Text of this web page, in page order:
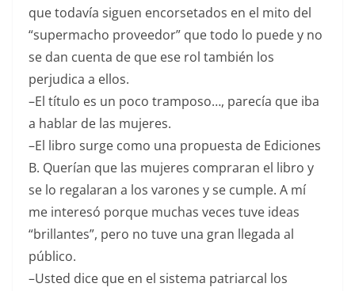
que todavía siguen encorsetados en el mito del
“supermacho proveedor” que todo lo puede y no
se dan cuenta de que ese rol también los
perjudica a ellos.
–El título es un poco tramposo…, parecía que iba
a hablar de las mujeres.
–El libro surge como una propuesta de Ediciones
B. Querían que las mujeres compraran el libro y
se lo regalaran a los varones y se cumple. A mí
me interesó porque muchas veces tuve ideas
“brillantes”, pero no tuve una gran llegada al
público.
–Usted dice que en el sistema patriarcal los